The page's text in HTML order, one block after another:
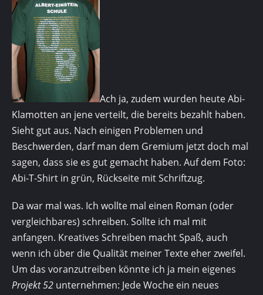
Ach ja, zudem wurden heute Abi-
Klamotten an jene verteilt, die bereits bezahlt haben.
Sieht gut aus. Nach einigen Problemen und
Beschwerden, darf man dem Gremium jetzt doch mal
sagen, dass sie es gut gemacht haben. Auf dem Foto:
Abi-T-Shirt in grün, Rückseite mit Schriftzug.
Da war mal was. Ich wollte mal einen Roman (oder
vergleichbares) schreiben. Sollte ich mal mit
anfangen. Kreatives Schreiben macht Spaß, auch
wenn ich über die Qualität meiner Texte eher zweifel.
Um das voranzutreiben könnte ich ja mein eigenes
Projekt 52 unternehmen: Jede Woche ein neues